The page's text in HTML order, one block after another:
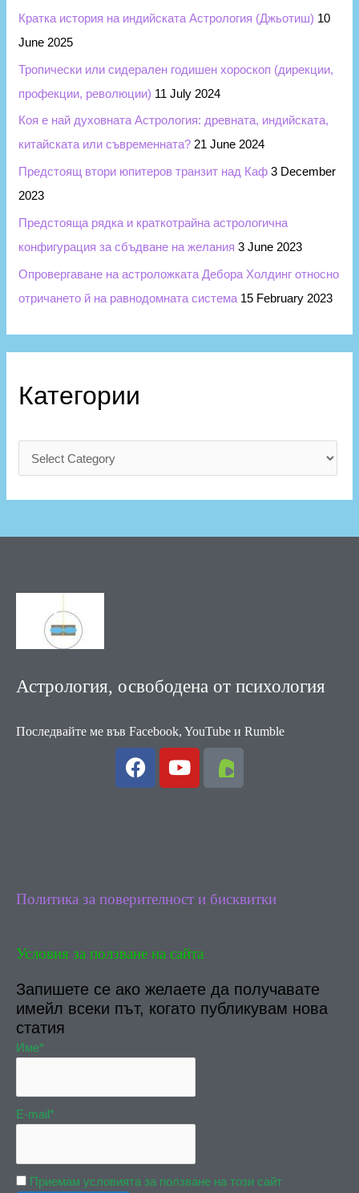
Кратка история на индийската Астрология (Джьотиш) 10
June 2025
Тропически или сидерален годишен хороскоп (дирекции,
профекции, революции) 11 July 2024
Коя е най духовната Астрология: древната, индийската,
китайската или съвременната? 21 June 2024
Предстоящ втори юпитеров транзит над Каф 3 December
2023
Предстояща рядка и краткотрайна астрологична
конфигурация за сбъдване на желания 3 June 2023
Опровергаване на астроложката Дебора Холдинг относно
отричането й на равнодомната система 15 February 2023
Категории
Астрология, освободена от психология
Последвайте ме във Facebook, YouTube и Rumble
F
a
k
Y
o
Политика за поверителност и бисквитки
Условия за ползване на сайта
Запишете се ако желаете да получавате
имейл всеки път, когато публикувам нова
статия
Име*
E-mail*
Приемам условията за ползване на този сайт